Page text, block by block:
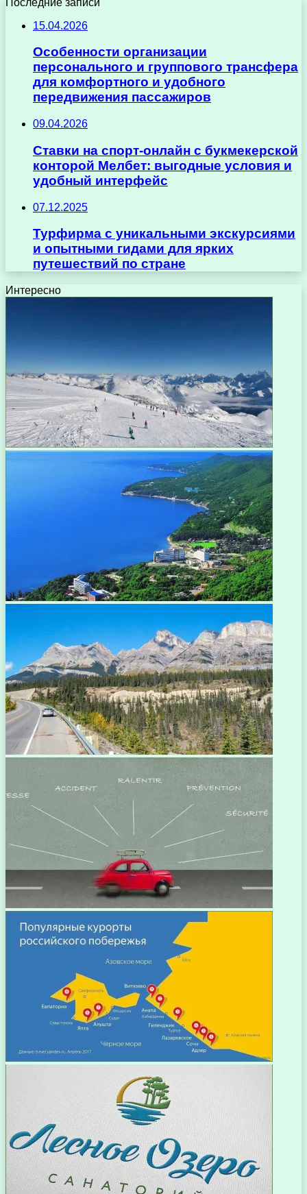
15.04.2026
Особенности организации
персонального и группового трансфера
для комфортного и удобного
передвижения пассажиров
09.04.2026
Ставки на спорт-онлайн с букмекерской
конторой Мелбет: выгодные условия и
удобный интерфейс
07.12.2025
Турфирма с уникальными экскурсиями
и опытными гидами для ярких
путешествий по стране
Интересно